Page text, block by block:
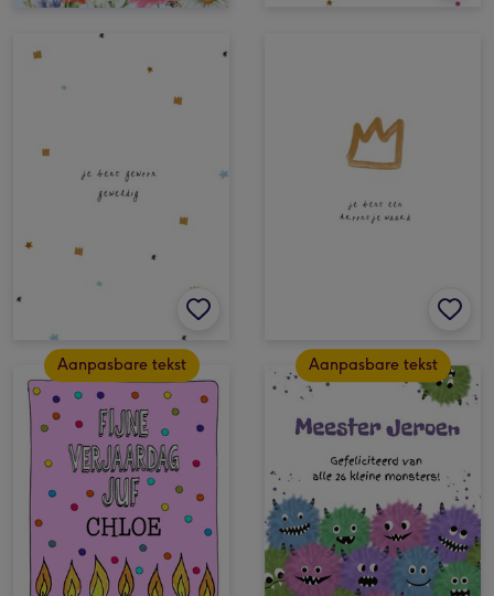
Aanpasbare tekst Aanpasbare tekst